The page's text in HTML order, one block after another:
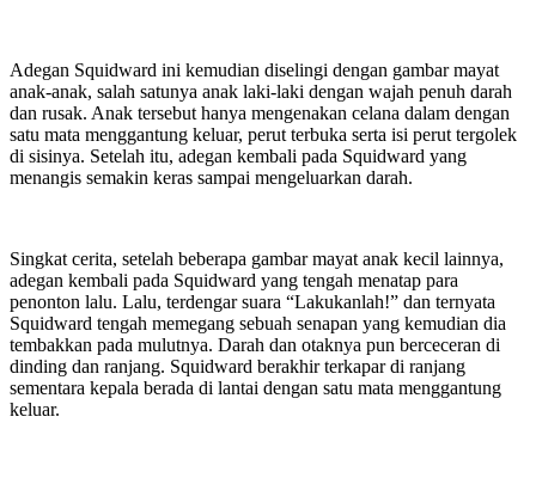
Adegan Squidward ini kemudian diselingi dengan gambar mayat
anak-anak, salah satunya anak laki-laki dengan wajah penuh darah
dan rusak. Anak tersebut hanya mengenakan celana dalam dengan
satu mata menggantung keluar, perut terbuka serta isi perut tergolek
di sisinya. Setelah itu, adegan kembali pada Squidward yang
menangis semakin keras sampai mengeluarkan darah.
Singkat cerita, setelah beberapa gambar mayat anak kecil lainnya,
adegan kembali pada Squidward yang tengah menatap para
penonton lalu. Lalu, terdengar suara “Lakukanlah!” dan ternyata
Squidward tengah memegang sebuah senapan yang kemudian dia
tembakkan pada mulutnya. Darah dan otaknya pun berceceran di
dinding dan ranjang. Squidward berakhir terkapar di ranjang
sementara kepala berada di lantai dengan satu mata menggantung
keluar.